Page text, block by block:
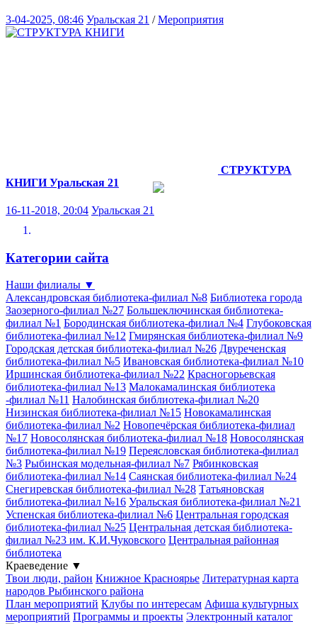
3-04-2025, 08:46 Уральская 21 /Мероприятия
СТРУКТУРА
КНИГИ Уральская 21
16-11-2018, 20:04 Уральская 21
Категории сайта
Наши филиалы ▼
Александровская библиотека-филиал №8 Библиотека города
Заозерного-филиал №27 Большеключинская библиотека-
филиал №1 Бородинская библиотека-филиал №4 Глубоковская
библиотека-филиал №12 Гмирянская библиотека-филиал №9
Городская детская библиотека-филиал №26 Двуреченская
библиотека-филиал №5 Ивановская библиотека-филиал №10
Иршинская библиотека-филиал №22 Красногорьевская
библиотека-филиал №13 Малокамалинская библиотека
-филиал №11 Налобинская библиотека-филиал №20
Низинская библиотека-филиал №15 Новокамалинская
библиотека-филиал №2 Новопечёрская библиотека-филиал
№17 Новосолянская библиотека-филиал №18 Новосолянская
библиотека-филиал №19 Переясловская библиотека-филиал
№3 Рыбинская модельная-филиал №7 Рябинковская
библиотека-филиал №14 Саянская библиотека-филиал №24
Снегиревская библиотека-филиал №28 Татьяновская
библиотека-филиал №16 Уральская библиотека-филиал №21
Успенская библиотека-филиал №6 Центральная городская
библиотека-филиал №25 Центральная детская библиотека-
филиал №23 им. К.И.Чуковского Центральная районная
библиотека
Краеведение ▼
Твои люди, район Книжное Красноярье Литературная карта
народов Рыбинского района
План мероприятий Клубы по интересам Афиша культурных
мероприятий Программы и проекты Электронный каталог